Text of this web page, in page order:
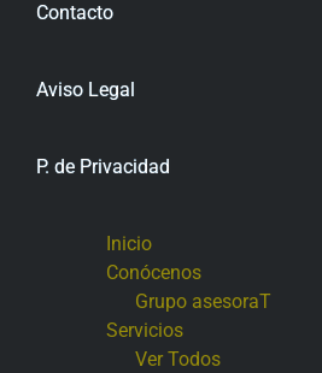
Contacto
Aviso Legal
P. de Privacidad
Inicio
Conócenos
Grupo asesoraT
Servicios
Ver Todos